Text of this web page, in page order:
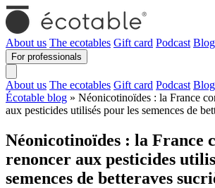
About us The ecotables Gift card Podcast Blog
For professionals
About us The ecotables Gift card Podcast Blog
Écotable blog » Néonicotinoïdes : la France
aux pesticides utilisés pour les semences de
Néonicotinoïdes : la France
renoncer aux pesticides
semences de betteraves